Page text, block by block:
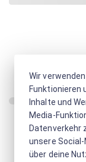
Wir
Funktionieren
Inhalte und
Media-
Datenverkehr
unsere
über deine